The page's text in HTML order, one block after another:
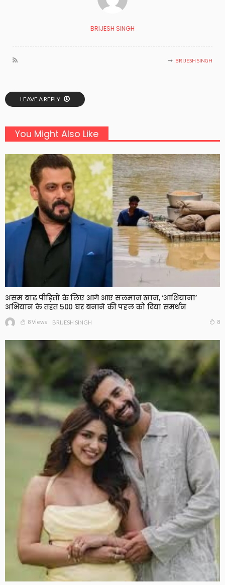
BRIJESH SINGH
BRIJESH SINGH
LEAVE A REPLY
You Might Also Like
असम बाढ़ पीड़ितों के लिए आगे आए सलमान खान, ‘आशियाना’
अभियान के तहत 500 घर बनाने की पहल को दिया समर्थन
8 Views BRIJESH SINGH 8